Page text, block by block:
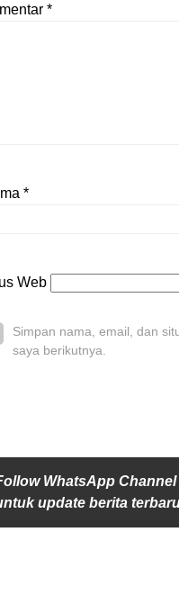
*
*
Web
Simpan nama, email, dan
saya berikutnya.
WhatsApp
update berita